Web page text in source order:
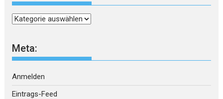
Kategorien
Meta:
Anmelden
Eintrags-Feed